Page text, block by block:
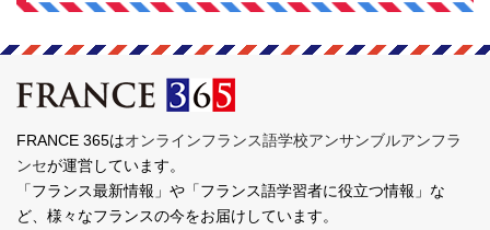
FRANCE 365はオンラインフランス語学校アンサンブルアンフラ
ンセが運営しています。
「フランス最新情報」や「フランス語学習者に役立つ情報」な
ど、様々なフランスの今をお届けしています。